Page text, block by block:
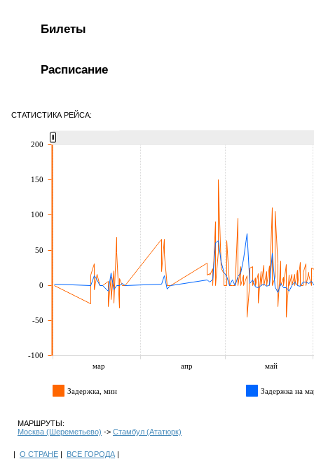
Билеты
Расписание
СТАТИСТИКА РЕЙСА:
мар апр май
-100
-50
0
50
100
150
200
Задержка, мин Задержка на
МАРШРУТЫ:
Москва (Шереметьево) -> Стамбул (Ататюрк)
| О СТРАНЕ | ВСЕ ГОРОДА |